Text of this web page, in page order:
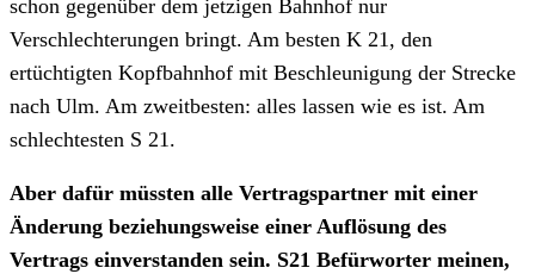
schon gegenüber dem jetzigen Bahnhof nur
Verschlechterungen bringt. Am besten K 21, den
ertüchtigten Kopfbahnhof mit Beschleunigung der Strecke
nach Ulm. Am zweitbesten: alles lassen wie es ist. Am
schlechtesten S 21.
Aber dafür müssten alle Vertragspartner mit einer
Änderung beziehungsweise einer Auflösung des
Vertrags einverstanden sein. S21 Befürworter meinen,